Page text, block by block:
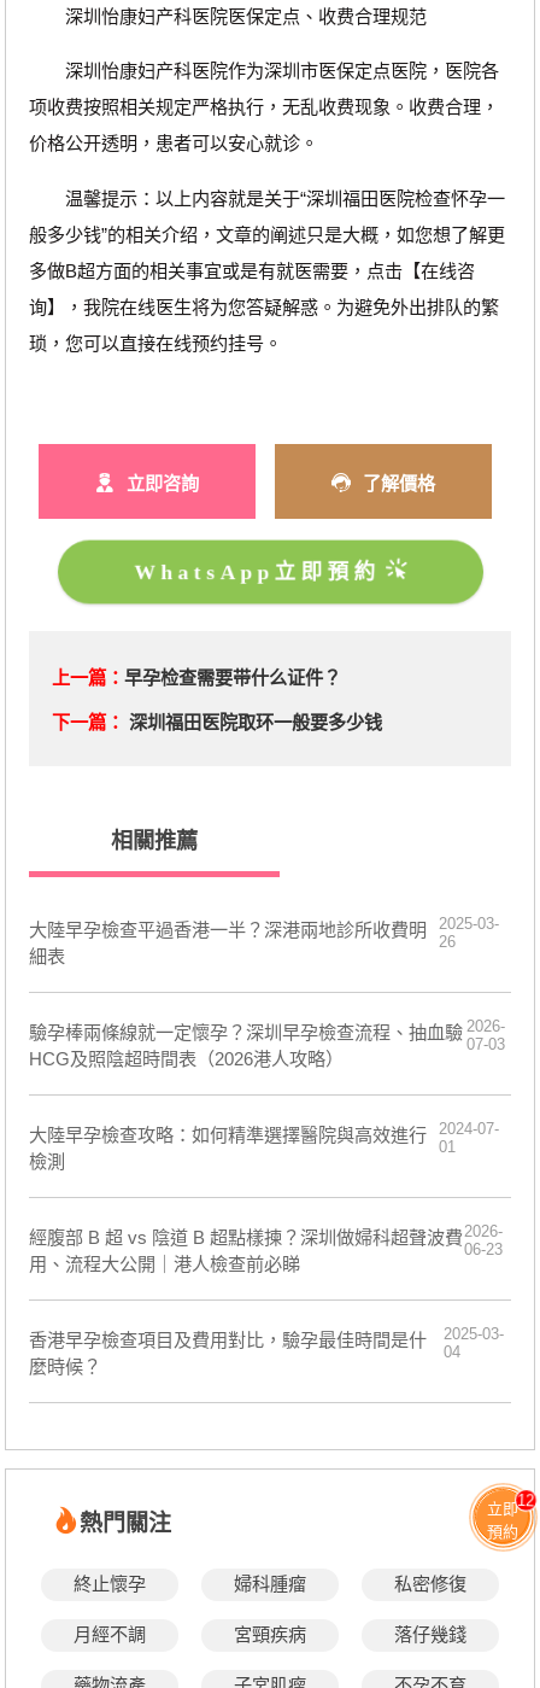
深圳怡康妇产科医院医保定点、收费合理规范
深圳怡康妇产科医院作为深圳市医保定点医院，医院各
项收费按照相关规定严格执行，无乱收费现象。收费合理，
价格公开透明，患者可以安心就诊。
温馨提示：以上内容就是关于“深圳福田医院检查怀孕一
般多少钱”的相关介绍，文章的阐述只是大概，如您想了解更
多做B超方面的相关事宜或是有就医需要，点击【在线咨
询】，我院在线医生将为您答疑解惑。为避免外出排队的繁
琐，您可以直接在线预约挂号。
立即咨詢 了解價格
WhatsApp立即預約
上一篇： 早孕检查需要带什么证件？
下一篇： 深圳福田医院取环一般要多少钱
相關推薦
大陸早孕檢查平過香港一半？深港兩地診所收費明
細表
2025-03-
26
驗孕棒兩條線就一定懷孕？深圳早孕檢查流程、抽血驗
HCG及照陰超時間表（2026港人攻略）
2026-
07-03
​大陸早孕檢查攻略：如何精準選擇醫院與高效進行
檢測
2024-07-
01
經腹部 B 超 vs 陰道 B 超點樣揀？深圳做婦科超聲波費
用、流程大公開｜港人檢查前必睇
2026-
06-23
香港早孕檢查項目及費用對比，驗孕最佳時間是什
麼時候？
2025-03-
04
熱門關注
終止懷孕 婦科腫瘤 私密修復
月經不調 宮頸疾病 落仔幾錢
立即
預約
12